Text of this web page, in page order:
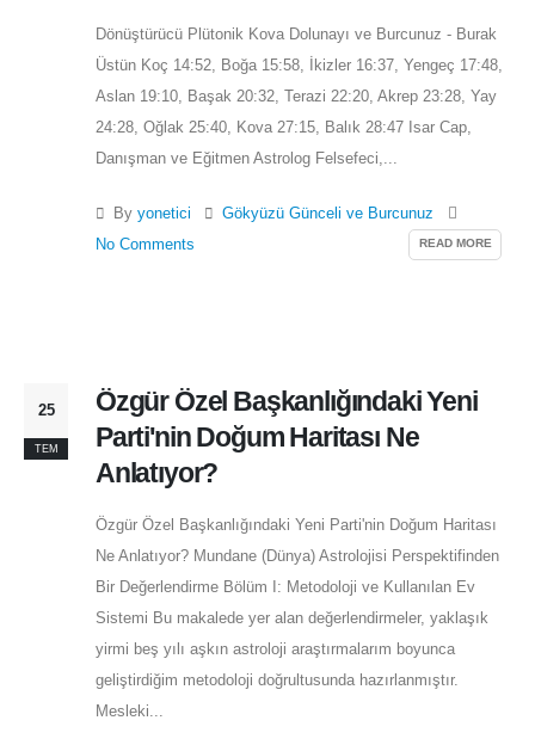
Dönüştürücü Plütonik Kova Dolunayı ve Burcunuz - Burak
Üstün Koç 14:52, Boğa 15:58, İkizler 16:37, Yengeç 17:48,
Aslan 19:10, Başak 20:32, Terazi 22:20, Akrep 23:28, Yay
24:28, Oğlak 25:40, Kova 27:15, Balık 28:47 Isar Cap,
Danışman ve Eğitmen Astrolog Felsefeci,...
By yonetici
Gökyüzü Günceli ve Burcunuz
No Comments
READ MORE
25
TEM
Özgür Özel Başkanlığındaki Yeni
Parti'nin Doğum Haritası Ne
Anlatıyor?
Özgür Özel Başkanlığındaki Yeni Parti'nin Doğum Haritası
Ne Anlatıyor? Mundane (Dünya) Astrolojisi Perspektifinden
Bir Değerlendirme Bölüm I: Metodoloji ve Kullanılan Ev
Sistemi Bu makalede yer alan değerlendirmeler, yaklaşık
yirmi beş yılı aşkın astroloji araştırmalarım boyunca
geliştirdiğim metodoloji doğrultusunda hazırlanmıştır.
Mesleki...